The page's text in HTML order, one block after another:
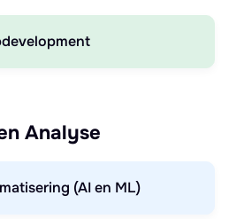
Analyse
(AI en ML)